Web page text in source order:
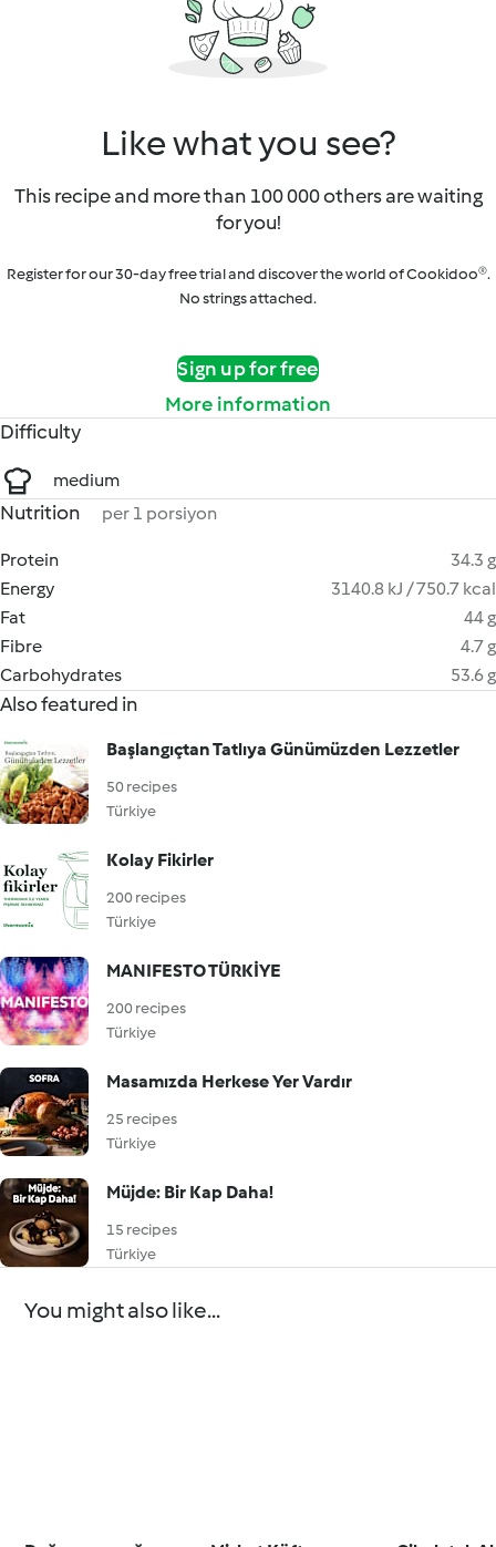
Like what you see?
This recipe and more than 100 000 others are waiting
for you!
Register for our 30-day free trial and discover the world of Cookidoo®.
No strings attached.
Sign up for free
More information
Difficulty
medium
Nutrition per 1 porsiyon
Protein
34.3 g
Energy
3140.8 kJ / 750.7 kcal
Fat
44 g
Fibre
4.7 g
Carbohydrates
53.6 g
Also featured in
Başlangıçtan Tatlıya Günümüzden Lezzetler
50 recipes
Türkiye
Kolay Fikirler
200 recipes
Türkiye
MANIFESTO TÜRKİYE
200 recipes
Türkiye
Masamızda Herkese Yer Vardır
25 recipes
Türkiye
Müjde: Bir Kap Daha!
15 recipes
Türkiye
You might also like...